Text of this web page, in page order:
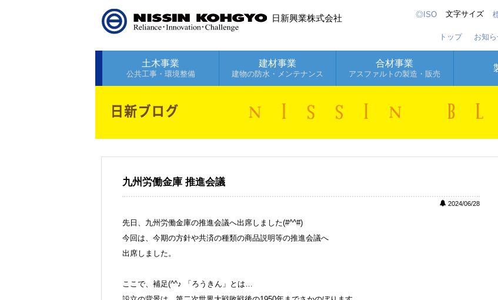
日新興業株式会社 ◎ISO 文字サイズ
お知
トップ
土木事業
公共工事・環境整備
建材事業
建物の防水・メンテナンス
合材事業
アスファルトの製造・販売
九州労働金庫 推進会議
2024/06/28
先日、九州労働金庫の推進会議へ出席しました(#^^#)
今回は、今期の方針や共済の種類の商品説明等の推進会議へ
出席しました。
ここで、補足(^^♪ 「ろうきん」とは…